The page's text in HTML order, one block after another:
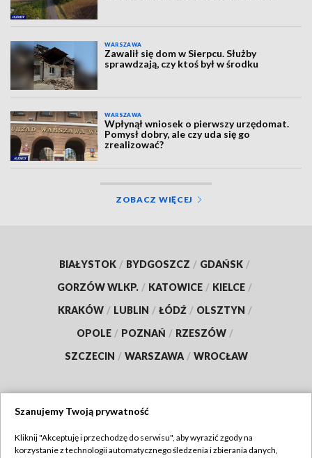
WARSZAWA
Zawalił się dom w Sierpcu. Służby
sprawdzają, czy ktoś był w środku
WARSZAWA
Wpłynął wniosek o pierwszy urzędomat.
Pomysł dobry, ale czy uda się go
zrealizować?
ZOBACZ WIĘCEJ
BIAŁYSTOK / BYDGOSZCZ / GDAŃSK /
GORZÓW WLKP. / KATOWICE / KIELCE /
KRAKÓW / LUBLIN / ŁÓDŹ / OLSZTYN /
OPOLE / POZNAŃ / RZESZÓW /
SZCZECIN / WARSZAWA / WROCŁAW
TVP
Szanujemy Twoją prywatność
Kliknij "Akceptuję i przechodzę do serwisu", aby wyrazić zgody na
korzystanie z technologii automatycznego śledzenia i zbierania danych,